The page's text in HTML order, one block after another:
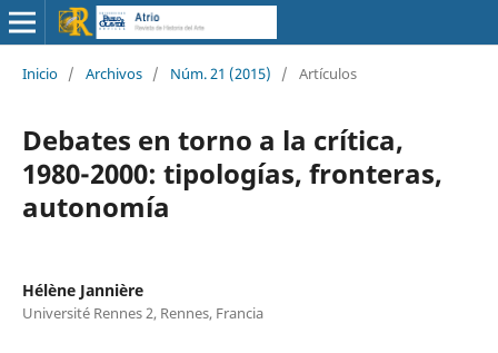
Inicio / Archivos / Núm. 21 (2015) / Artículos
Debates en torno a la crítica,
1980-2000: tipologías, fronteras,
autonomía
Hélène Jannière
Université Rennes 2, Rennes, Francia